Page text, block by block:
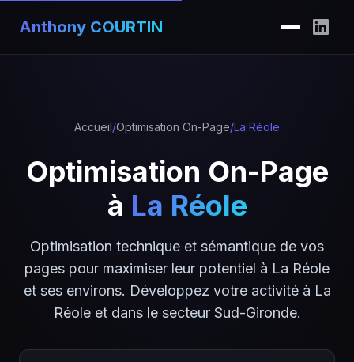
Anthony COURTIN
Accueil/Optimisation On-Page/La Réole
Optimisation On-Page
à La Réole
Optimisation technique et sémantique de vos
pages pour maximiser leur potentiel à La Réole
et ses environs. Développez votre activité à La
Réole et dans le secteur Sud-Gironde.